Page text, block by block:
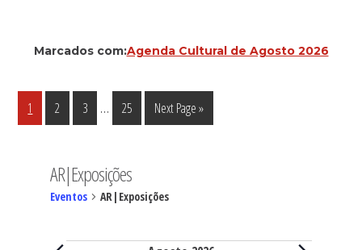
Marcados com:Agenda Cultural de Agosto 2026
Página
1 Página
2 Página
3
Interim
pages
… Página
25
Go
to
Next Page »
AR|Exposições
Eventos AR|Exposições